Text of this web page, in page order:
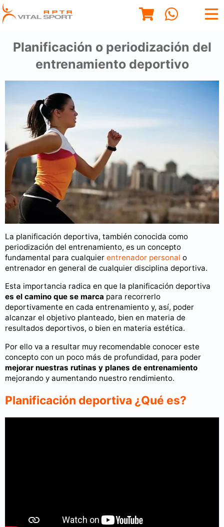
Planificación o periodización del
entrenamiento deportivo
La planificación deportiva, también conocida como
periodización del entrenamiento, es un concepto
fundamental para cualquier entrenador personal o
entrenador en general de cualquier disciplina deportiva.
Esta importancia radica en que la planificación deportiva
es el camino que se marca para recorrerlo
deportivamente en cada entrenamiento y, así, poder
alcanzar el objetivo planteado, bien en materia de
resultados deportivos, o bien en materia estética.
Por ello va a resultar muy recomendable conocer este
concepto con un poco más de profundidad, para poder
mejorar nuestras rutinas y planes de entrenamiento
mejorando y aumentando nuestro rendimiento.
Planificación deportiva ¿Qué es?